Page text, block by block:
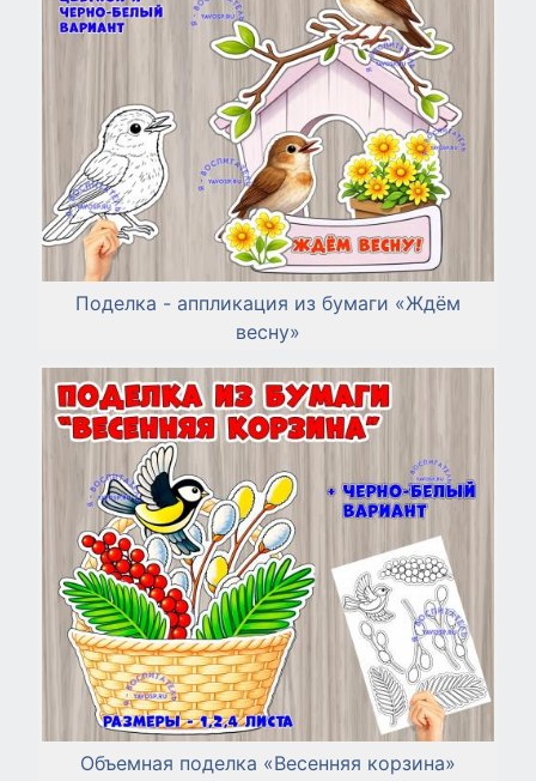
Поделка - аппликация из бумаги «Ждём
весну»
Объемная поделка «Весенняя корзина»